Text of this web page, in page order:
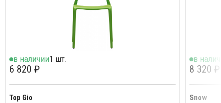
в наличии1 шт.
6 820 ₽
Top Gio
в
8 320 ₽
Snow